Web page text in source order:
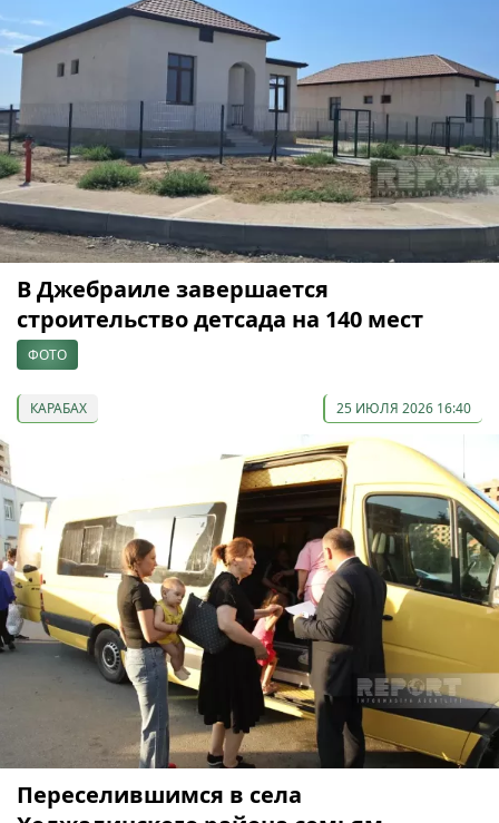
В Джебраиле завершается
строительство детсада на 140 мест
ФОТО
КАРАБАХ 25 ИЮЛЯ 2026 16:40
Переселившимся в села